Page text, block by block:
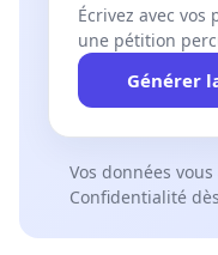
Écrivez avec vos
une pétition
Générer
Vos données
Confidentialité